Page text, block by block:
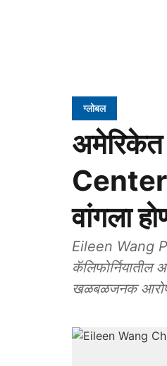
ग्लोबल
अमेरिकेत
Center'
वांगला
Eileen Wang
कॅलिफोर्नियातील
खळबळजनक